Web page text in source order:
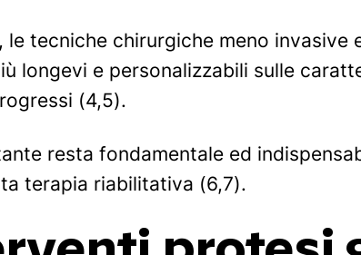
le tecniche chirurgiche meno
longevi e personalizzabili sulle
(4,5).
resta fondamentale ed
terapia riabilitativa (6,7).